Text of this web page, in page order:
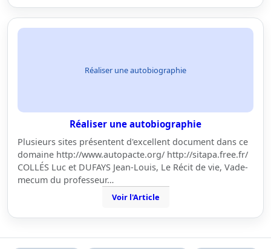
Réaliser une autobiographie
Réaliser une autobiographie
Plusieurs sites présentent d'excellent document dans ce
domaine http://www.autopacte.org/ http://sitapa.free.fr/
COLLÉS Luc et DUFAYS Jean-Louis, Le Récit de vie, Vade-
mecum du professeur…
Voir l'Article